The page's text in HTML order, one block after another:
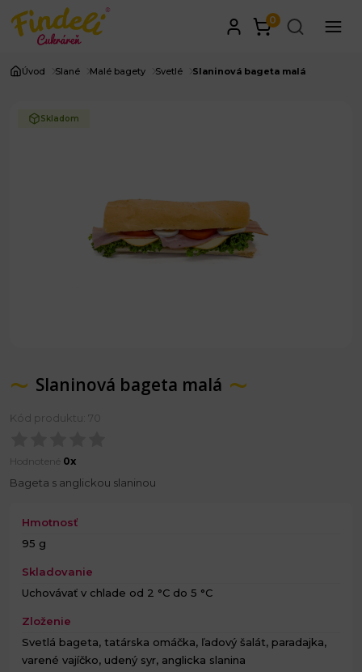
0
Úvod Slané Malé bagety Svetlé Slaninová bageta malá
Skladom
Slaninová bageta malá
Kód produktu: 70
Hodnotené 0x
Bageta s anglickou slaninou
Hmotnosť
95 g
Skladovanie
Uchovávať v chlade od 2 °C do 5 °C
Zloženie
Svetlá bageta, tatárska omáčka, ľadový šalát, paradajka,
varené vajíčko, udený syr, anglicka slanina